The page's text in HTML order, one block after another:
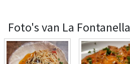
Foto's van La Fontanella